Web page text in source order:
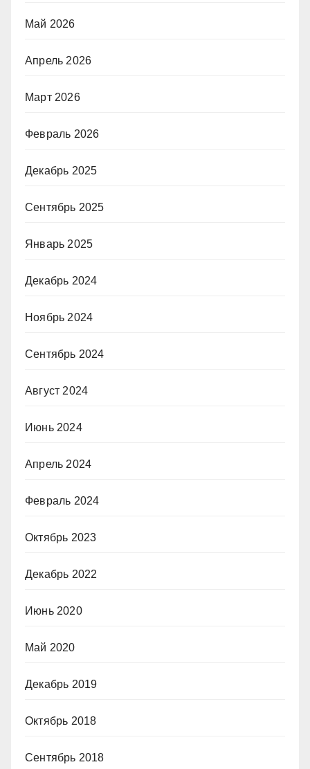
Май 2026
Апрель 2026
Март 2026
Февраль 2026
Декабрь 2025
Сентябрь 2025
Январь 2025
Декабрь 2024
Ноябрь 2024
Сентябрь 2024
Август 2024
Июнь 2024
Апрель 2024
Февраль 2024
Октябрь 2023
Декабрь 2022
Июнь 2020
Май 2020
Декабрь 2019
Октябрь 2018
Сентябрь 2018